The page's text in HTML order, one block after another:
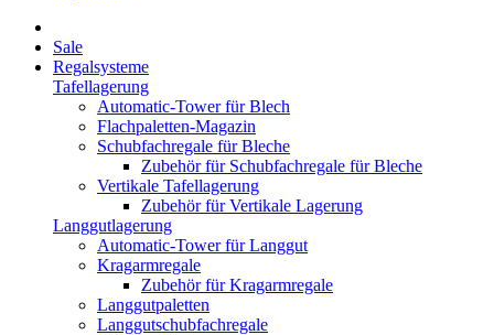
Sale
Regalsysteme
Tafellagerung
Automatic-Tower für Blech
Flachpaletten-Magazin
Schubfachregale für Bleche
Zubehör für Schubfachregale für Bleche
Vertikale Tafellagerung
Zubehör für Vertikale Lagerung
Langgutlagerung
Automatic-Tower für Langgut
Kragarmregale
Zubehör für Kragarmregale
Langgutpaletten
Langgutschubfachregale